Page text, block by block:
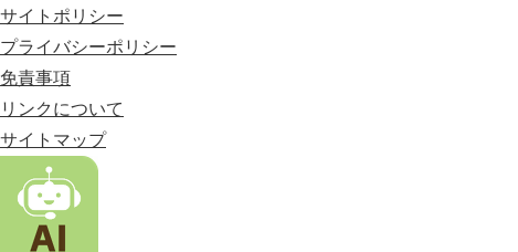
位
置
す
る
市
サイトポリシー
プライバシーポリシー
免責事項
リンクについて
サイトマップ